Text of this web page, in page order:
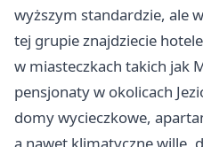
wyższym standardzie, ale
tej grupie znajdziecie
w miasteczkach takich jak
pensjonaty w okolicach
domy wycieczkowe,
a nawet klimatyczne wille,